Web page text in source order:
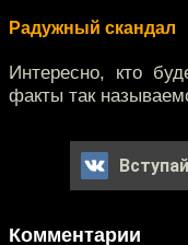
Радужный скандал
Интересно, кто
факты так
Комментарии